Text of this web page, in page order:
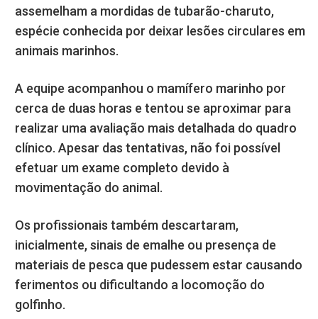
assemelham a mordidas de tubarão-charuto,
espécie conhecida por deixar lesões circulares em
animais marinhos.
A equipe acompanhou o mamífero marinho por
cerca de duas horas e tentou se aproximar para
realizar uma avaliação mais detalhada do quadro
clínico. Apesar das tentativas, não foi possível
efetuar um exame completo devido à
movimentação do animal.
Os profissionais também descartaram,
inicialmente, sinais de emalhe ou presença de
materiais de pesca que pudessem estar causando
ferimentos ou dificultando a locomoção do
golfinho.